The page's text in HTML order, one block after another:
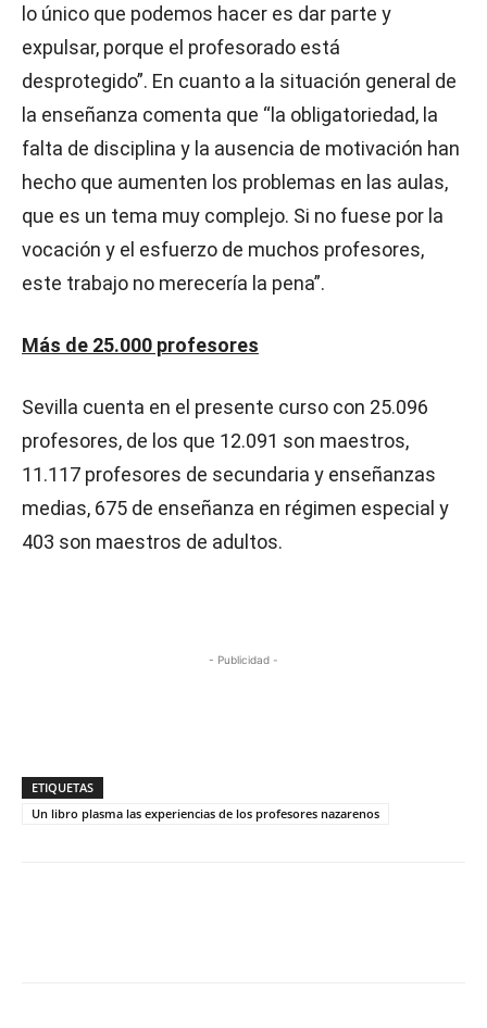
lo único que podemos hacer es dar parte y
expulsar, porque el profesorado está
desprotegido”. En cuanto a la situación general de
la enseñanza comenta que “la obligatoriedad, la
falta de disciplina y la ausencia de motivación han
hecho que aumenten los problemas en las aulas,
que es un tema muy complejo. Si no fuese por la
vocación y el esfuerzo de muchos profesores,
este trabajo no merecería la pena”.
Más de 25.000 profesores
Sevilla cuenta en el presente curso con 25.096
profesores, de los que 12.091 son maestros,
11.117 profesores de secundaria y enseñanzas
medias, 675 de enseñanza en régimen especial y
403 son maestros de adultos.
- Publicidad -
ETIQUETAS
Un libro plasma las experiencias de los profesores nazarenos